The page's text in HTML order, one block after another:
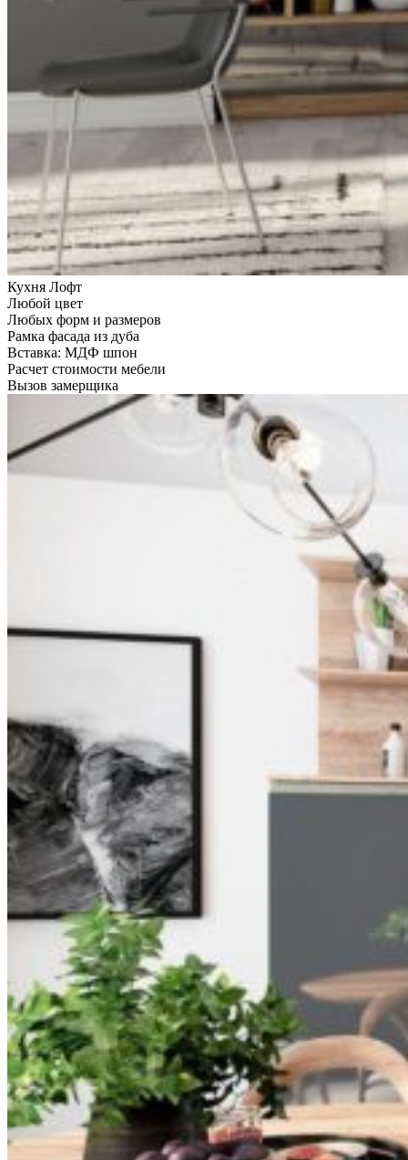
Кухня Лофт
Любой цвет
Любых форм и размеров
Рамка фасада из дуба
Вставка: МДФ шпон
Расчет стоимости мебели
Вызов замерщика